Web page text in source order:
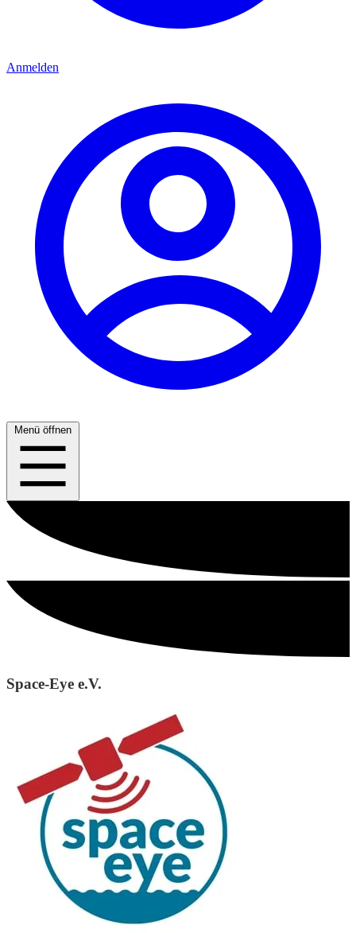
Anmelden
Menü öffnen
Space-Eye e.V.